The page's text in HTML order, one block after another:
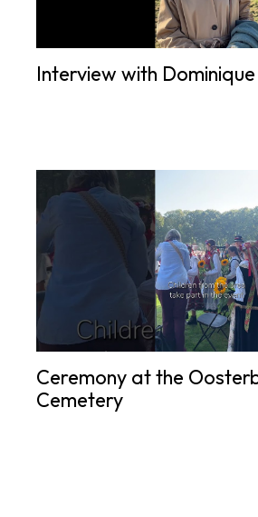
Interview with
Ceremony at the
Cemetery